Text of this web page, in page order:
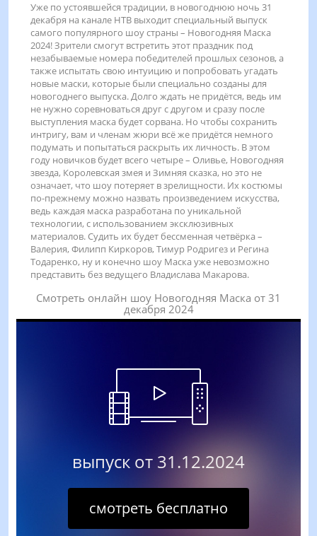
Уже по устоявшейся традиции, в новогоднюю ночь 31
декабря на канале НТВ выходит специальный выпуск
самого популярного шоу страны – Новогодняя Маска
2024! Зрители смогут встретить этот праздник под
незабываемые номера победителей прошлых сезонов, а
также испытать свою интуицию и попробовать угадать
новые маски, которые были специально созданы для
новогоднего выпуска. Долго ждать не придётся, ведь им
не нужно соревноваться друг с другом и сразу после
выступления маска будет сорвана. Но чтобы сохранить
интригу, вам и членам жюри всё же придётся немного
подумать и попытаться раскрыть их личность. В этом
году новичков будет всего четыре – Оливье, Новогодняя
звезда, Королевская змея и Зимняя сказка, но это не
означает, что шоу потеряет в зрелищности. Их костюмы
по-прежнему можно назвать произведением искусства,
ведь каждая маска разработана по уникальной
технологии, с использованием эксклюзивных
материалов. Судить их будет бессменная четвёрка –
Валерия, Филипп Киркоров, Тимур Родригез и Регина
Тодаренко, ну и конечно шоу Маска уже невозможно
представить без ведущего Владислава Макарова.
Смотреть онлайн шоу Новогодняя Маска от 31
декабря 2024
выпуск от 31.12.2024
смотреть бесплатно